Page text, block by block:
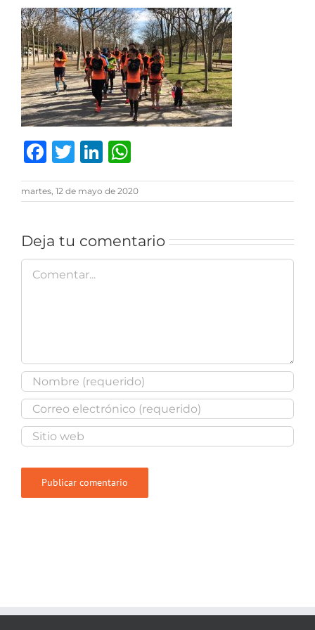
Facebook
TwitterLinkedIn
martes, 12 de mayo de 2020
Deja tu comentario
Comentar